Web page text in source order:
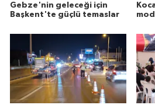
Gebze'nin geleceği için
Başkent'te güçlü temaslar